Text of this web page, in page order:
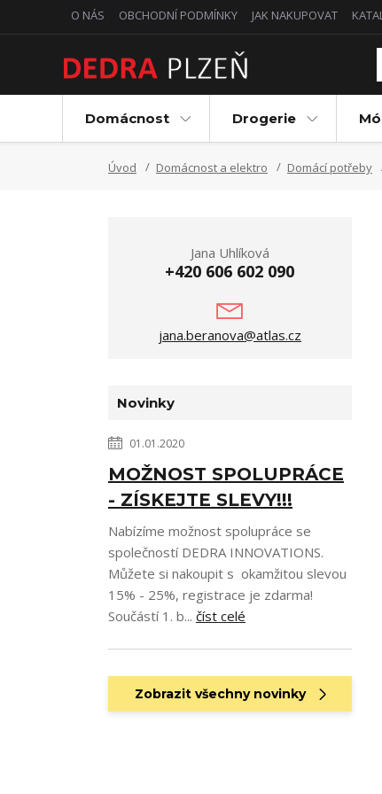
O NÁS OBCHODNÍ PODMÍNKY JAK NAKUPOVAT
Domácnost Drogerie
Úvod Domácnost a elektro Domácí potřeby
Jana Uhlíková
+420 606 602 090
jana.beranova@atlas.cz
Novinky
01.01.2020
MOŽNOST SPOLUPRÁCE
- ZÍSKEJTE SLEVY!!!
Nabízíme možnost spolupráce se
společností DEDRA INNOVATIONS.
Můžete si nakoupit s okamžitou slevou
15% - 25%, registrace je zdarma!
Součástí 1. b... číst celé
Zobrazit všechny novinky